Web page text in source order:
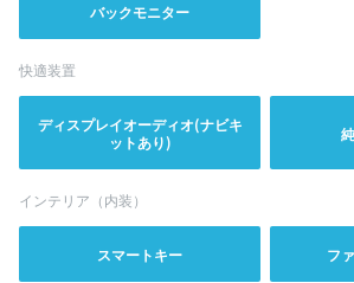
バックモニター
快適装置
ディスプレイオーディオ(ナビキ
ットあり)
インテリア（内装）
スマートキー フ